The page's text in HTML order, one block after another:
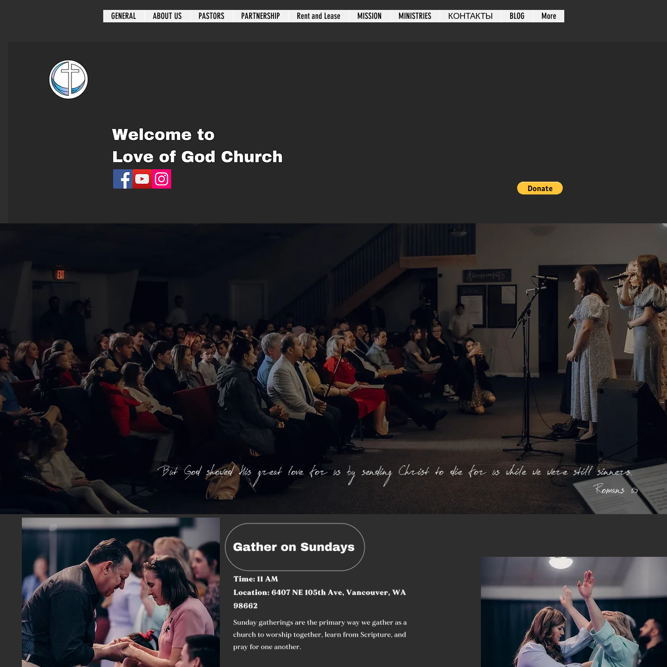
GENERAL ABOUT US PASTORS PARTNERSHIP Rent and Lease MISSION MINISTRIES КОНТАКТЫ BLOG More